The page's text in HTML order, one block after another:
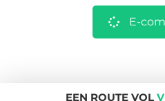
E-
EEN ROUTE VOL